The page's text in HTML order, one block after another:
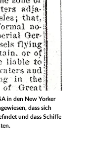
in den New Yorker
dass sich
und dass Schiffe